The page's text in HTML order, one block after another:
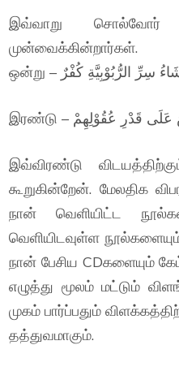
இவ்வாறு சொல்வோர்
முன்வைக்கின்றார்கள்.
இவ்விரண்டு
கூறுகின்றேன். மேலதிக
நான் வெளியிட்ட
வெளியிடவுள்ள
நான் பேசிய CDகளையும்
எழுத்து மூலம் மட்டும்
முகம் பார்ப்பதும்
தத்துவமாகும்.